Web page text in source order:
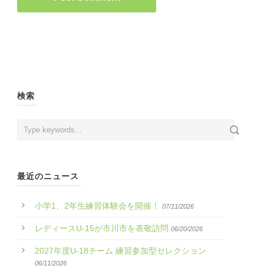
検索
最近のニュース
小学1、2年生練習体験会を開催！ 07/11/2026
レディースU-15が市川市を表敬訪問 06/20/2026
2027年度U-18チーム 練習参加型セレクション
06/11/2026